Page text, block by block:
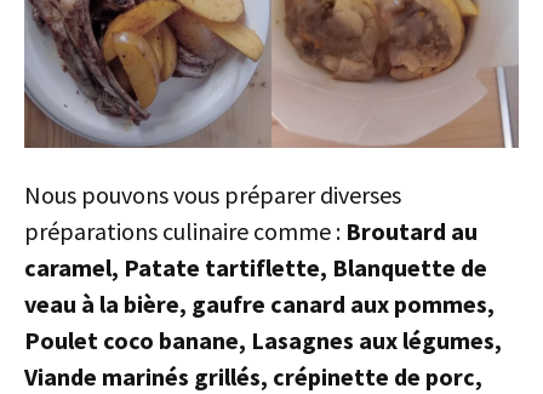
Nous pouvons vous préparer diverses
préparations culinaire comme : Broutard au
caramel, Patate tartiflette, Blanquette de
veau à la bière, gaufre canard aux pommes,
Poulet coco banane, Lasagnes aux légumes,
Viande marinés grillés, crépinette de porc,